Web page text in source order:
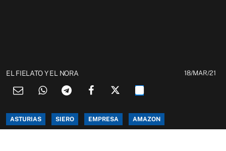
EL FIELATO Y EL NORA 18/MAR/21
ASTURIAS SIERO EMPRESA AMAZON